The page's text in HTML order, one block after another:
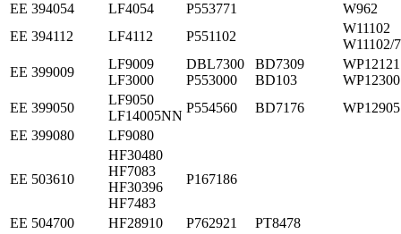
ЕЕ 394054
LF4054 P553771
W962
ЕЕ 394112
LF4112 P551102
W11102/7
ЕЕ 399009
LF9009
LF3000
DBL7300
P553000
BD7309
BD103
WP12121
WP12300
ЕЕ 399050
LF9050
LF14005NN
P554560 BD7176
WP12905
ЕЕ 399080
LF9080
ЕЕ 503610
HF30480
HF7083
HF30396
HF7483
P167186
ЕЕ 504700 HF28910 P762921 PT8478